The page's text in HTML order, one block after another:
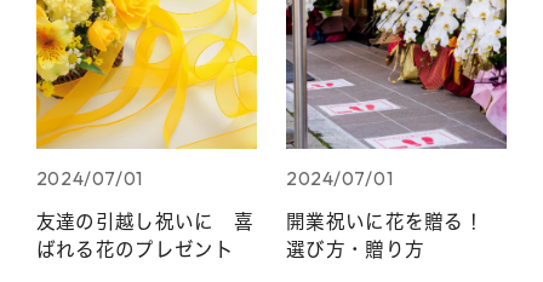
2024/07/01
友達の引越し祝いに 喜
ばれる花のプレゼント
2024/07/01
開業祝いに花を贈る！
選び方・贈り方